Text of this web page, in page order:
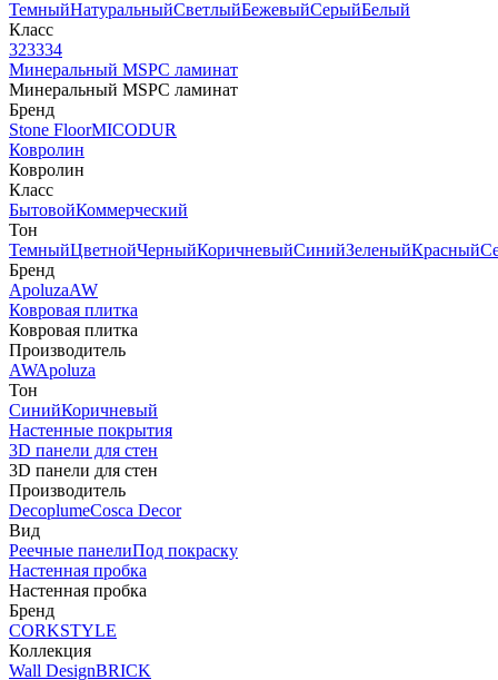
ТемныйНатуральныйСветлыйБежевыйСерыйБелый
Класс
323334
Минеральный MSPC ламинат
Минеральный MSPC ламинат
Бренд
Stone FloorMICODUR
Ковролин
Ковролин
Класс
БытовойКоммерческий
Тон
ТемныйЦветнойЧерныйКоричневыйСинийЗеленыйКрасный
Бренд
ApoluzaAW
Ковровая плитка
Ковровая плитка
Производитель
AWApoluza
Тон
СинийКоричневый
Настенные покрытия
3D панели для стен
3D панели для стен
Производитель
DecoplumeCosca Decor
Вид
Реечные панелиПод покраску
Настенная пробка
Настенная пробка
Бренд
CORKSTYLE
Коллекция
Wall DesignBRICK